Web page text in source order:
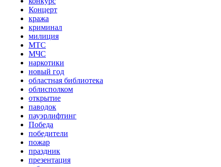
Концерт
кража
криминал
милиция
МТС
МЧС
наркотики
новый год
областная библиотека
облисполком
открытие
паводок
пауэрлифтинг
Победа
победители
пожар
праздник
презентация